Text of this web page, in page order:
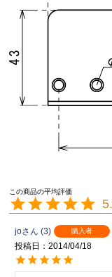
jo 3 購入者
投稿日
2014/04/18